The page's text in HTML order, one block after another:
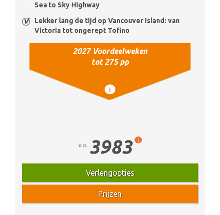
Sea to Sky Highway
Lekker lang de tijd op Vancouver Island: van
Victoria tot ongerept Tofino
2027 Voordeelweken
tot 275 pp
i
v.a. 3983 i
Verlengopties
Prijzen